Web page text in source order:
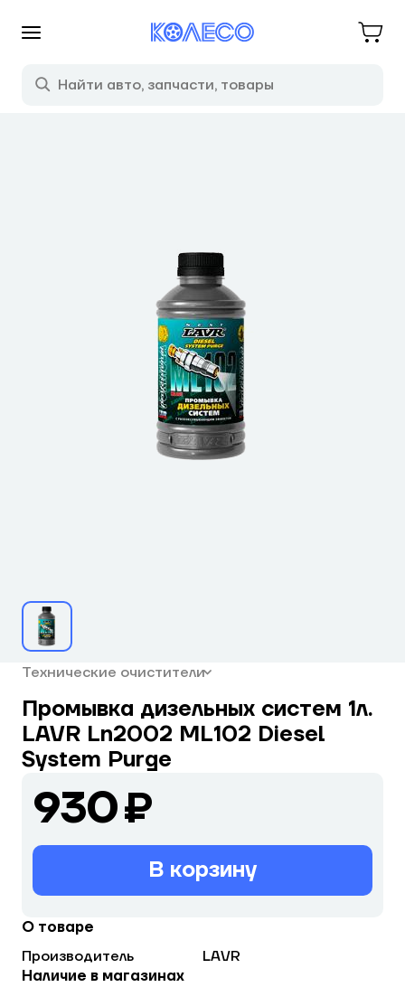
Технические очистители
Промывка дизельных систем 1л.
LAVR Ln2002 ML102 Diesel
System Purge
930 ₽
В корзину
О товаре
Производитель
LAVR
Наличие в магазинах